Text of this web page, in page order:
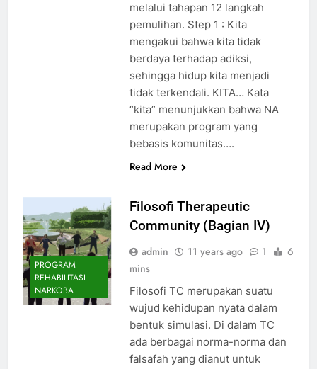
melalui tahapan 12 langkah
pemulihan. Step 1 : Kita
mengakui bahwa kita tidak
berdaya terhadap adiksi,
sehingga hidup kita menjadi
tidak terkendali. KITA… Kata
“kita” menunjukkan bahwa NA
merupakan program yang
bebasis komunitas….
Read More
PROGRAM
REHABILITASI
NARKOBA
Filosofi Therapeutic
Community (Bagian IV)
admin 11 years ago 1
6
mins
Filosofi TC merupakan suatu
wujud kehidupan nyata dalam
bentuk simulasi. Di dalam TC
ada berbagai norma-norma dan
falsafah yang dianut untuk